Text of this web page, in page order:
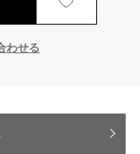
わせる